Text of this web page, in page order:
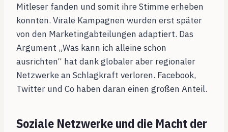
Mitleser fanden und somit ihre Stimme erheben
konnten. Virale Kampagnen wurden erst später
von den Marketingabteilungen adaptiert. Das
Argument „Was kann ich alleine schon
ausrichten“ hat dank globaler aber regionaler
Netzwerke an Schlagkraft verloren. Facebook,
Twitter und Co haben daran einen großen Anteil.
Soziale Netzwerke und die Macht der